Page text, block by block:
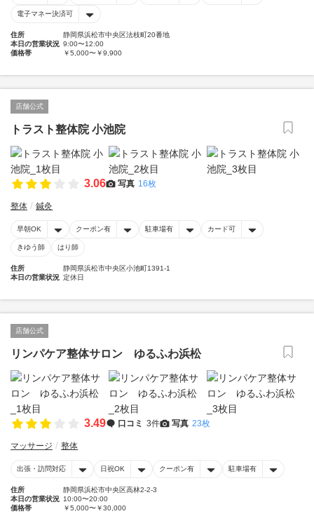
電子マネー決済可
住所
静岡県浜松市中央区法枝町20番地
本日の営業状況 9:00〜12:00
価格帯
￥5,000〜￥9,900
店舗公式
トラスト整体院 小池院
3.06 写真 16枚
整体 鍼灸
早朝OK クーポン有 駐車場有 カード可
きゆう師 はり師
住所
静岡県浜松市中央区小池町1391-1
本日の営業状況 定休日
店舗公式
リンパケア整体サロン ゆるふわ浜松
3.49 口コミ 3件 写真 23枚
マッサージ 整体
出張・訪問対応 日祝OK クーポン有 駐車場有
住所
静岡県浜松市中央区高林2-2-3
本日の営業状況 10:00〜20:00
価格帯
￥5,000〜￥30,000